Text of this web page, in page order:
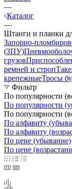
—
Каталог
—
Штанги и планки
Запорно-
(ЗПУ)
грузов
ремней и строп
крепежныеТросы
Фильтр
По популярности
По популярности
По популярности
По алфавиту
По алфавиту
По цене (убывание)
По цене